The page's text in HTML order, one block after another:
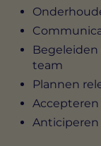
team
Plannen